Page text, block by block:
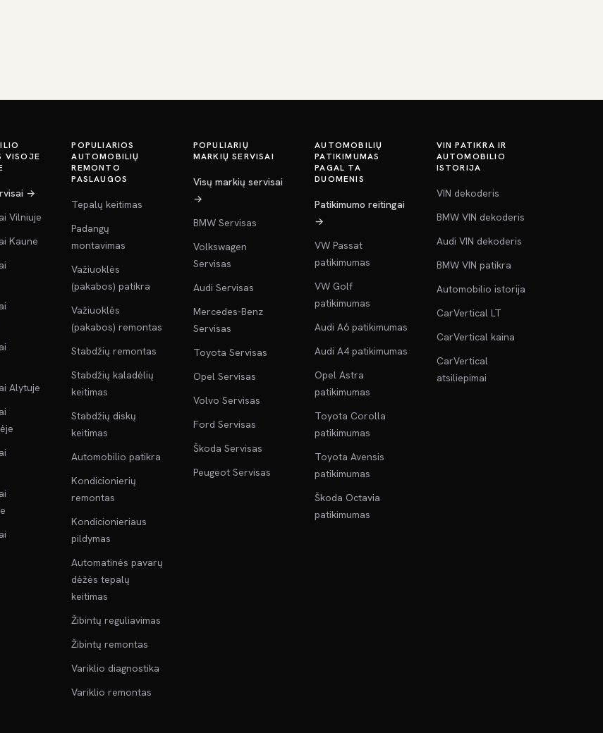
VISOJE
→
Vilniuje
Kaune
Alytuje
POPULIARIOS
AUTOMOBILIŲ
REMONTO
PASLAUGOS
Tepalų keitimas
Padangų
montavimas
Važiuoklės
(pakabos) patikra
Važiuoklės
(pakabos) remontas
Stabdžių remontas
Stabdžių kaladėlių
keitimas
Stabdžių diskų
keitimas
Automobilio patikra
Kondicionierių
remontas
Kondicionieriaus
pildymas
Automatinės pavarų
dėžės tepalų
keitimas
Žibintų reguliavimas
Žibintų remontas
Variklio diagnostika
Variklio remontas
POPULIARIŲ
MARKIŲ SERVISAI
Visų markių servisai
→
BMW Servisas
Volkswagen
Servisas
Audi Servisas
Mercedes-Benz
Servisas
Toyota Servisas
Opel Servisas
Volvo Servisas
Ford Servisas
Škoda Servisas
Peugeot Servisas
AUTOMOBILIŲ
PATIKIMUMAS
PAGAL TA
DUOMENIS
Patikimumo reitingai
→
VW Passat
patikimumas
VW Golf
patikimumas
Audi A6 patikimumas
Audi A4 patikimumas
Opel Astra
patikimumas
Toyota Corolla
patikimumas
Toyota Avensis
patikimumas
Škoda Octavia
patikimumas
VIN PATIKRA IR
AUTOMOBILIO
ISTORIJA
VIN dekoderis
BMW VIN dekoderis
Audi VIN dekoderis
BMW VIN patikra
Automobilio istorija
CarVertical LT
CarVertical kaina
CarVertical
atsiliepimai